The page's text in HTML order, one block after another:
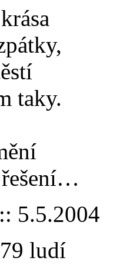
taky.
řešení…
:: 5.5.2004
ludí